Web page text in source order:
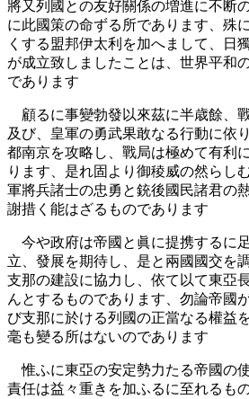
將又列國との友好關係の増進に不断
に此國策の命ずる所であります、殊
くする盟邦伊太利を加へまして、日
が成立致しましたことは、世界平和
であります
顧るに事變勃發以來茲に半歳餘、
及び、皇軍の勇武果敢なる行動に依
都南京を攻略し、戰局は極めて有利
ります、是れ固より御稜威の然らし
軍將兵諸士の忠勇と銃後國民諸君の
謝措く能はざるものであります
今や政府は帝國と眞に提携するに
立、發展を期待し、是と兩國國交を
支那の建設に協力し、依て以て東亞
んとするものであります、勿論帝國
び支那に於ける列國の正當なる權益
毫も變る所はないのであります
惟ふに東亞の安定勢力たる帝國の
責任は益々重きを加ふるに至れるも